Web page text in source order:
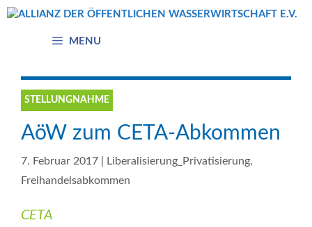
Zum
MENU
STELLUNGNAHME
AöW zum CETA-Abkommen
7. Februar 2017 Liberalisierung_Privatisierung,
Freihandelsabkommen
CETA